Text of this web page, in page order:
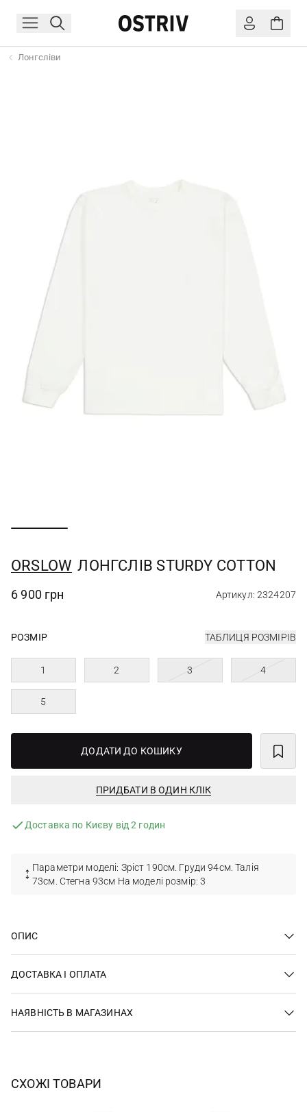
Лонгсліви
ORSLOW ЛОНГСЛІВ STURDY COTTON
6 900 грн Артикул: 2324207
РОЗМІР ТАБЛИЦЯ РОЗМІРІВ
1 2 3 4
5
ДОДАТИ ДО КОШИКУ
ПРИДБАТИ В ОДИН КЛІК
Доставка по Києву від 2 годин
Параметри моделі: Зріст 190см. Груди 94см. Талія
73см. Стегна 93см На моделі розмір: 3
ОПИС
ДОСТАВКА І ОПЛАТА
НАЯВНІСТЬ В МАГАЗИНАХ
СХОЖІ ТОВАРИ